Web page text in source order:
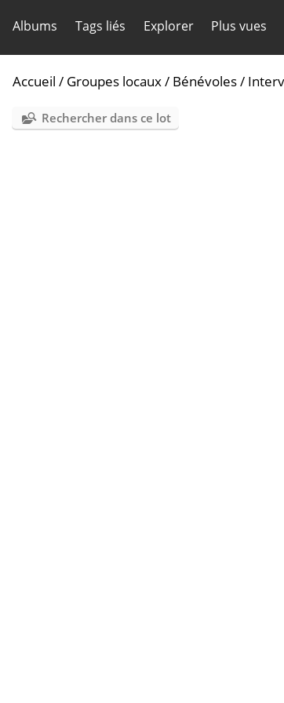
Albums Tags liés Explorer Plus vues
Accueil / Groupes locaux / Bénévoles/
Rechercher dans ce lot